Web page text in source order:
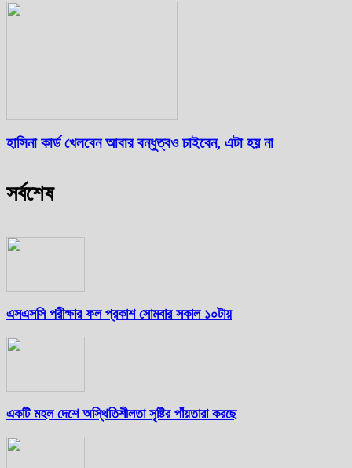
হাসিনা কার্ড খেলবেন আবার বন্ধুত্বও চাইবেন, এটা হয় না
সর্বশেষ
এসএসসি পরীক্ষার ফল প্রকাশ সোমবার সকাল ১০টায়
একটি মহল দেশে অস্থিতিশীলতা সৃষ্টির পাঁয়তারা করছে